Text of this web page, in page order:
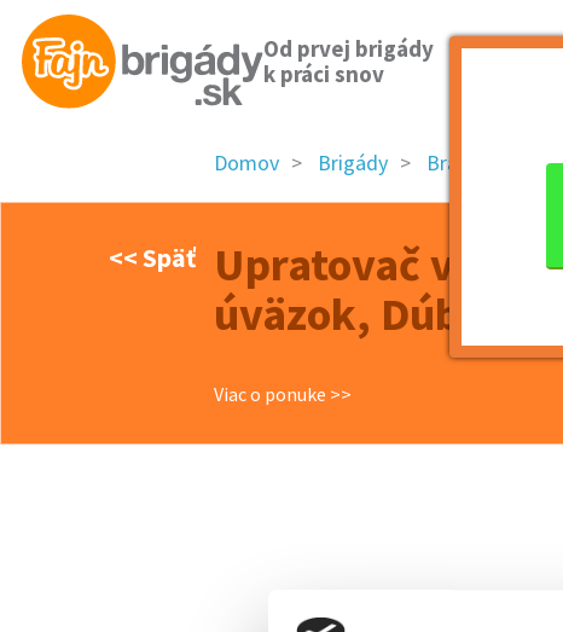
Od prvej brigády
k práci snov
Domov Brigády Bratislavský
<< Späť
Upratovač v
úväzok,
Viac o ponuke >>